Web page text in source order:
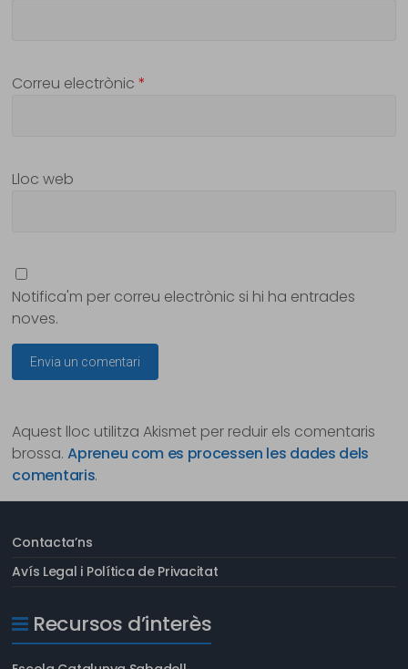
Correu electrònic*
Lloc web
Notifica'm per correu electrònic si hi ha entrades
noves.
Aquest lloc utilitza Akismet per reduir els comentaris
brossa.Apreneu com es processen les dades dels
comentaris.
Contacta’ns
Avís Legal i Política de Privacitat
Recursos d’interès